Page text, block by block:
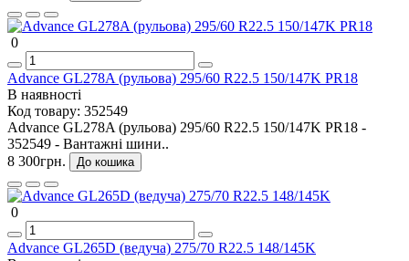
0
Advance GL278A (рульова) 295/60 R22.5 150/147K PR18
В наявності
Код товару: 352549
Advance GL278A (рульова) 295/60 R22.5 150/147K PR18 -
352549 - Вантажні шини..
8 300грн.
До кошика
0
Advance GL265D (ведуча) 275/70 R22.5 148/145K